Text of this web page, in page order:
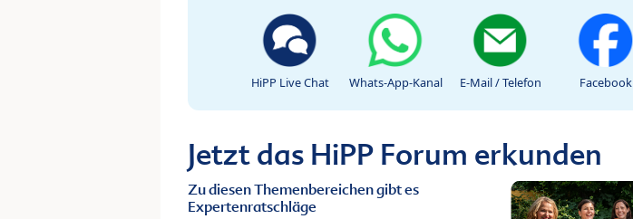
HiPP Live Chat Whats-App-Kanal E-Mail / Telefon Facebook
Jetzt das HiPP Forum erkunden
Zu diesen Themenbereichen gibt es
Expertenratschläge